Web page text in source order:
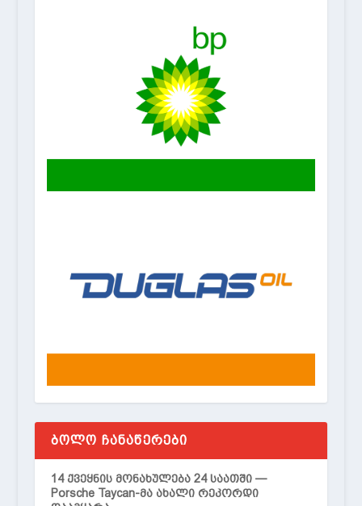
ᲑᲝᲚᲝ ᲩᲐᲜᲐᲬᲔᲠᲔᲑᲘ
14 ქვეყნის მონახულება 24 საათში —
Porsche Taycan-მა ახალი რეკორდი